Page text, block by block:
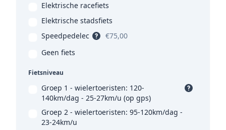
Elektrische racefiets
Elektrische stadsfiets
Speedpedelec
€75,00
Geen fiets
Fietsniveau
Groep 1 - wielertoeristen: 120-
140km/dag - 25-27km/u (op gps)
Groep 2 - wielertoeristen: 95-120km/dag -
23-24km/u